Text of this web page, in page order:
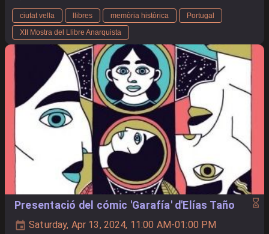
ciutat vella llibres memòria històrica
Portugal
XII Mostra del Llibre Anarquista
Presentació del cómic 'Garafía' d'Elías Taño
Saturday, Apr 13, 2024, 11:00 AM-01:00 PM